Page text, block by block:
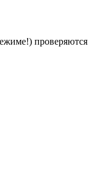
проверяются